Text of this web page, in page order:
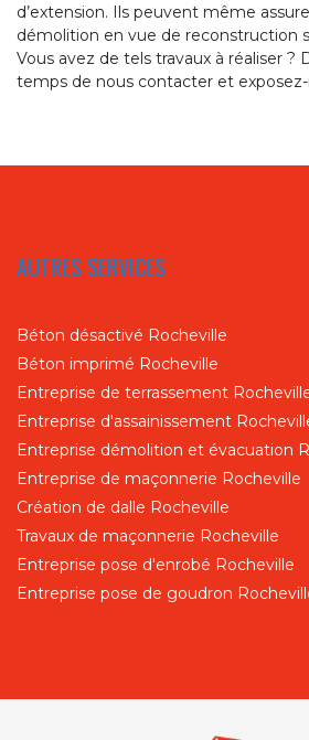
d’extension. Ils peuvent même
démolition en vue de reconstruction
Vous avez de tels travaux à réaliser ?
temps de nous contacter et
AUTRES SERVICES
Béton désactivé Rocheville
Béton imprimé Rocheville
Entreprise de terrassement
Entreprise d'assainissement
Entreprise démolition et évacuation
Entreprise de maçonnerie Rocheville
Création de dalle Rocheville
Travaux de maçonnerie Rocheville
Entreprise pose d'enrobé Rocheville
Entreprise pose de goudron